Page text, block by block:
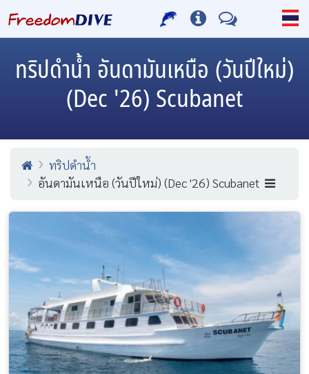
ทริปดำน้ำ อันดามันเหนือ (วันปีใหม่)
(Dec '26) Scubanet
ทริปดำน้ำ
อันดามันเหนือ (วันปีใหม่) (Dec '26) Scubanet